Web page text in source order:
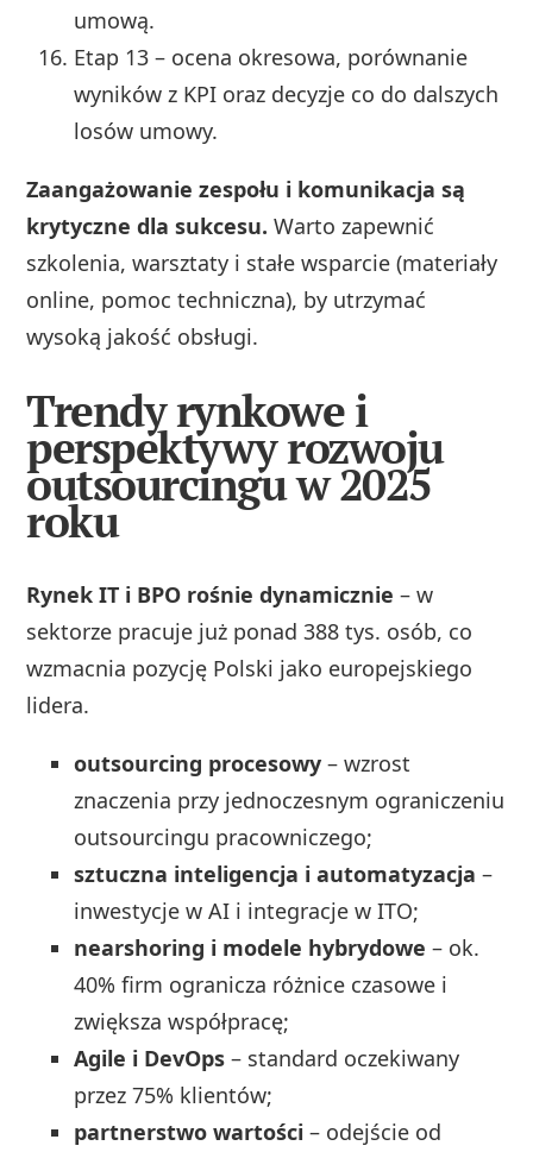
umową.
Etap 13 – ocena okresowa, porównanie
wyników z KPI oraz decyzje co do dalszych
losów umowy.
Zaangażowanie zespołu i komunikacja są
krytyczne dla sukcesu. Warto zapewnić
szkolenia, warsztaty i stałe wsparcie (materiały
online, pomoc techniczna), by utrzymać
wysoką jakość obsługi.
Trendy rynkowe i
perspektywy rozwoju
outsourcingu w 2025
roku
Rynek IT i BPO rośnie dynamicznie – w
sektorze pracuje już ponad 388 tys. osób, co
wzmacnia pozycję Polski jako europejskiego
lidera.
outsourcing procesowy – wzrost
znaczenia przy jednoczesnym ograniczeniu
outsourcingu pracowniczego;
sztuczna inteligencja i automatyzacja –
inwestycje w AI i integracje w ITO;
nearshoring i modele hybrydowe – ok.
40% firm ogranicza różnice czasowe i
zwiększa współpracę;
Agile i DevOps – standard oczekiwany
przez 75% klientów;
partnerstwo wartości – odejście od